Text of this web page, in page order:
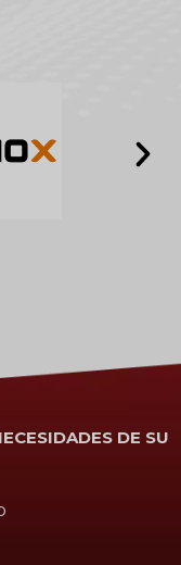
DE SU